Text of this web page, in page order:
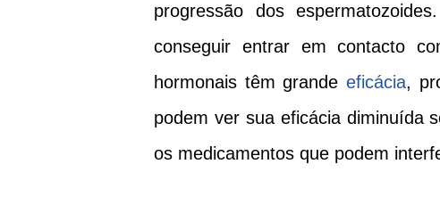
progressão dos
conseguir entrar em contacto
hormonais têm grande eficácia,
podem ver sua eficácia diminuída
os medicamentos que podem